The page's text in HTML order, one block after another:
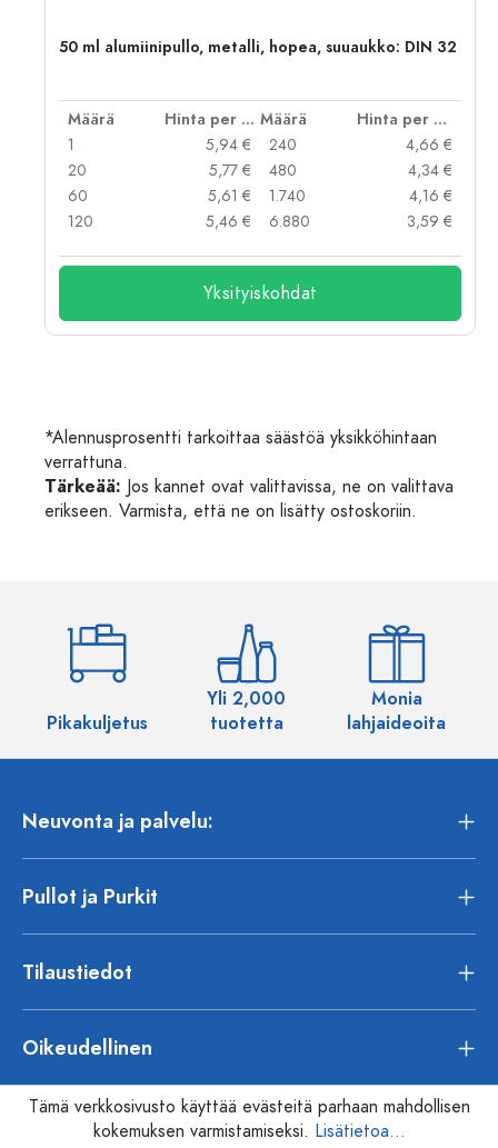
50 ml alumiinipullo, metalli, hopea, suuaukko: DIN 32
Määrä Hinta per kpl Määrä
Hinta per kpl
1
5,94 €
20
5,77 €
60
5,61 €
120
5,46 €
240
4,66 €
480
4,34 €
1.740
4,16 €
6.880
3,59 €
Yksityiskohdat
*Alennusprosentti tarkoittaa säästöä yksikköhintaan
verrattuna.
Tärkeää: Jos kannet ovat valittavissa, ne on valittava
erikseen. Varmista, että ne on lisätty ostoskoriin.
Pikakuljetus
Yli 2,000
tuotetta
Monia
lahjaideoita
Neuvonta ja palvelu:
Pullot ja Purkit
Tilaustiedot
Oikeudellinen
Tämä verkkosivusto käyttää evästeitä parhaan mahdollisen
kokemuksen varmistamiseksi. Lisätietoa...